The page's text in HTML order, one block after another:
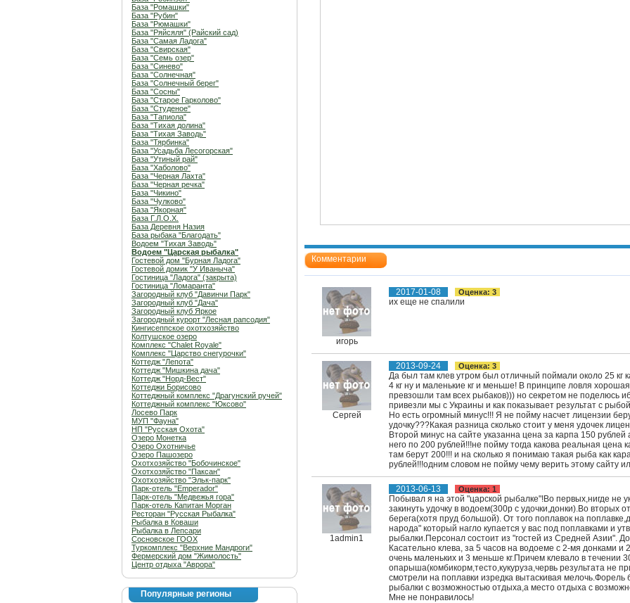
База "Ромашки"
База "Рубин"
База "Рюмашки"
База "Ряйсяля" (Райский сад)
База "Самая Ладога"
База "Свирская"
База "Семь озер"
База "Синево"
База "Солнечная"
База "Солнечный берег"
База "Сосны"
База "Старое Гарколово"
База "Студеное"
База "Тапиола"
База "Тихая долина"
База "Тихая Заводь"
База "Тярбинка"
База "Усадьба Лесогорская"
База "Утиный рай"
База "Хаболово"
База "Черная Лахта"
База "Черная речка"
База "Чикино"
База "Чулково"
База "Якорная"
База Г.Л.О.Х.
База Деревня Назия
База рыбака "Благодать"
Водоем "Тихая Заводь"
Водоем "Царская рыбалка"
Гостевой дом "Бурная Ладога"
Гостевой домик "У Иваныча"
Гостиница "Ладога" (закрыта)
Гостиница "Ломаранта"
Загородный клуб "Давинчи Парк"
Загородный клуб "Дача"
Загородный клуб Яркое
Загородный курорт "Лесная рапсодия"
Кингисеппское охотхозяйство
Колтушское озеро
Комплекс "Chalet Royale"
Комплекс "Царство снегурочки"
Коттедж "Лепота"
Коттедж "Мишкина дача"
Коттедж "Норд-Вест"
Коттеджи Борисово
Коттеджный комплекс "Драгунский ручей"
Коттеджный комплекс "Юксово"
Лосево Парк
МУП "Фауна"
НП "Русская Охота"
Озеро Монетка
Озеро Охотничье
Озеро Пашозеро
Охотхозяйство "Бобочинское"
Охотхозяйство "Паксан"
Охотхозяйство "Эльк-парк"
Парк-отель "Emperador"
Парк-отель "Медвежья гора"
Парк-отель Капитан Морган
Ресторан "Русская Рыбалка"
Рыбалка в Коваши
Рыбалка в Лепсари
Сосновское ГООХ
Туркомплекс "Верхние Мандроги"
Фермерский дом "Жимолость"
Центр отдыха "Аврора"
Популярные регионы
Комментарии
игорь
2017-01-08 Оценка: 3
их еще не спалили
Сергей
2013-09-24 Оценка: 3
Да был там клев утром был отличный поймали около 25 кг
4 кг ну и маленькие кг и меньше! В принципе ловля
превзошли там всех рыбаков))) но секретом не поделюсь
привезли мы с Украины и как показывает результат с
Но есть огромный минус!!! Я не пойму насчет лицензии
удочку???Какая разница сколько стоит у меня удочек
Второй минус на сайте указанна цена за карпа 150
него по 200 рублей!!!не пойму тогда какова реальная цена
там берут 200!!! и на сколько я понимаю такая рыба как
рублей!!!одним словом не пойму чему верить этому сайту
1admin1
2013-06-13 Оценка: 1
Побывал я на этой "царской рыбалке"!Во первых,нигде не
закинуть удочку в водоем(300р с удочки,донки).Во вторых
берега(хотя пруд большой). От того поплавок на
народа" который нагло купается у вас под поплавками и
рыбалки.Персонал состоит из "гостей из Средней Азии".
Касательно клева, за 5 часов на водоеме с 2-мя донками
очень маленьких и 3 меньше кг.Причем клевало в течении
опарыша(комбикорм,тесто,кукуруза,червь результата не
смотрели на поплавки изредка вытаскивая мелочь.Форель
рыбалки с возможностью отдыха,а место отдыха с
Мне не понравилось!